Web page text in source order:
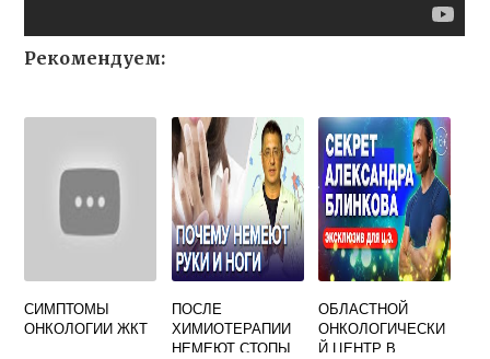
Рекомендуем:
СИМПТОМЫ
ОНКОЛОГИИ ЖКТ
ПОСЛЕ
ХИМИОТЕРАПИИ
НЕМЕЮТ СТОПЫ
ОБЛАСТНОЙ
ОНКОЛОГИЧЕСКИ
Й ЦЕНТР В